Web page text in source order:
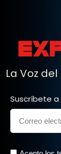
La Voz
Suscríbete a